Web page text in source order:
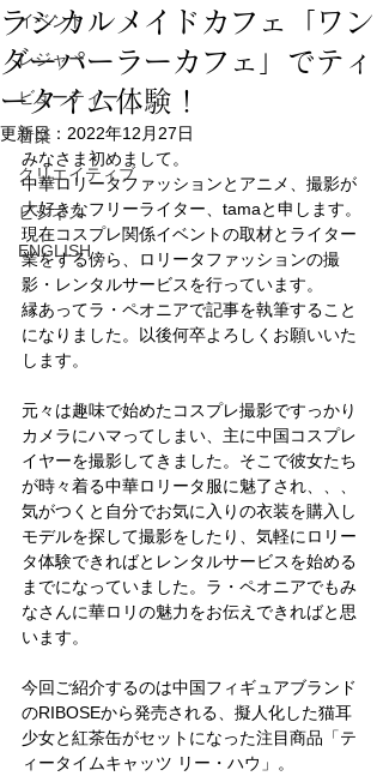
イベント
レジャー
ビューティー
音楽
クリエイティブ
ビジネス
ENGLISH
ラシカルメイドカフェ「ワン
ダーパーラーカフェ」でティ
ータイム体験！
更新日： 2022年12月27日
みなさま初めまして。
中華ロリータファッションとアニメ、撮影が
大好きなフリーライター、tamaと申します。
現在コスプレ関係イベントの取材とライター
業をする傍ら、ロリータファッションの撮
影・レンタルサービスを行っています。
縁あってラ・ペオニアで記事を執筆すること
になりました。以後何卒よろしくお願いいた
します。
元々は趣味で始めたコスプレ撮影ですっかり
カメラにハマってしまい、主に中国コスプレ
イヤーを撮影してきました。そこで彼女たち
が時々着る中華ロリータ服に魅了され、、、
気がつくと自分でお気に入りの衣装を購入し
モデルを探して撮影をしたり、気軽にロリー
タ体験できればとレンタルサービスを始める
までになっていました。ラ・ペオニアでもみ
なさんに華ロリの魅力をお伝えできればと思
います。
今回ご紹介するのは中国フィギュアブランド
のRIBOSEから発売される、擬人化した猫耳
少女と紅茶缶がセットになった注目商品「テ
ィータイムキャッツ リー・ハウ」。